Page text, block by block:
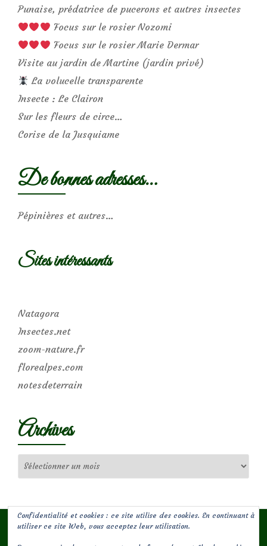
Punaise, prédatrice de pucerons et autres insectes
Focus sur le rosier Nozomi
Focus sur le rosier Marie Dermar
Visite au jardin de Martine (jardin privé)
La volucelle transparente
Insecte : Le Clairon
Sur les fleurs de circe…
Corise de la Jusquiame
De bonnes adresses…
Pépinières et autres…
Sites intéressants
Natagora
Insectes.net
zoom-nature.fr
florealpes.com
notesdeterrain
Archives
Confidentialité et cookies : ce site utilise des cookies. En continuant à
utiliser ce site Web, vous acceptez leur utilisation.